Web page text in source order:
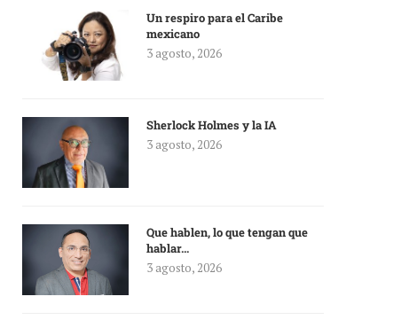
Un respiro para el Caribe
mexicano
3 agosto, 2026
Sherlock Holmes y la IA
3 agosto, 2026
Que hablen, lo que tengan que
hablar…
3 agosto, 2026